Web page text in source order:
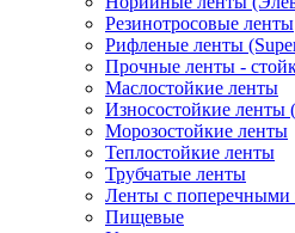
Резинотросовые ленты
Рифленые ленты
Прочные ленты -
Маслостойкие ленты
Износостойкие ленты
Морозостойкие ленты
Теплостойкие ленты
Трубчатые ленты
Ленты с поперечными
Пищевые